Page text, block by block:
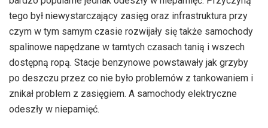
tego był niewystarczający zasięg oraz infrastruktura przy
czym w tym samym czasie rozwijały się także samochody
spalinowe napędzane w tamtych czasach tanią i wszech
dostępną ropą. Stacje benzynowe powstawały jak grzyby
po deszczu przez co nie było problemów z tankowaniem i
znikał problem z zasięgiem. A samochody elektryczne
odeszły w niepamięć.